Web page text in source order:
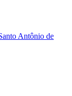
Antônio de